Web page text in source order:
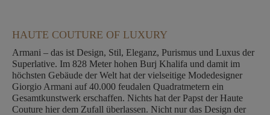
HAUTE COUTURE OF LUXURY
Armani – das ist Design, Stil, Eleganz, Purismus und Luxus der
Superlative. Im 828 Meter hohen Burj Khalifa und damit im
höchsten Gebäude der Welt hat der vielseitige Modedesigner
Giorgio Armani auf 40.000 feudalen Quadratmetern ein
Gesamtkunstwerk erschaffen. Nichts hat der Papst der Haute
Couture hier dem Zufall überlassen. Nicht nur das Design der